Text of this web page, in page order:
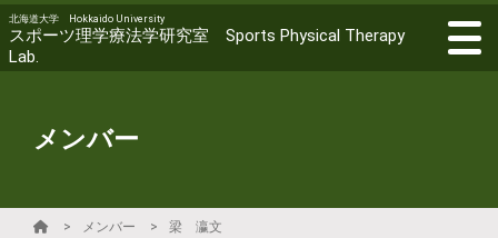
北海道大学 Hokkaido University
スポーツ理学療法学研究室 Sports Physical Therapy
Lab.
メンバー
メンバー 梁 瀛文